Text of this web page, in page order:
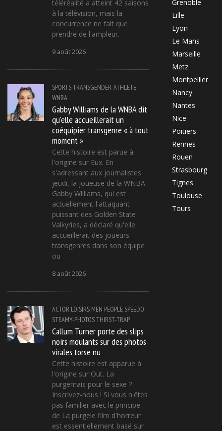
téléréalité a atteint 42 saisons
à la télévision, mais la
concurrence ne fait que
prendre de l'ampleur.
9 août 2026
SPORTSTRANSGENDER-ATHLETE
WNBA
Gabby Williams de la WNBA dit
qu'elle accueillerait un
coéquipier transgenre « à tout
moment »
Cette histoire est parue à
l'origine sur Eux. En
s'adressant aux journalistes
jeudi, la joueuse de la WNBA
Gabby Williams, qui est
actuellement l'attaquant
puissant des Golden State
Valkyries, a déclaré qu'elle
accueillerait des joueurs
transgenres dans son équipe
ou
8 août 2026
ACTOR LOISIRS MEN PEOPLE SPEEDO
STEAMY-PHOTOSTHIRST-TRAP
Callum Turner porte des slips
noirs moulants sur des photos
virales torse nu
Cette histoire est apparue à
l'origine sur Out. La
purgemais pour le sexe ?
Inscrivez-nous ! Si vous n'êtes
pas familier avec le principe
de La purgele film d'horreur
est essentiellement basé sur
Grenoble
Lille
Lyon
Le Mans
Marseille
Metz
Montpellier
Nancy
Nantes
Nice
Poitiers
Rennes
Rouen
Strasbourg
Tignes
Toulouse
Tours